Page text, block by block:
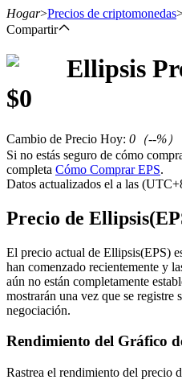
Futuros que utilizan USDT
Hogar>Precios de criptomonedas
Compartir
Ellipsis
$0
Cambio de Precio Hoy: 0 （--%）
Si no estás seguro de cómo
completa Cómo Comprar EPS.
Datos actualizados el a las
Precio de
El precio actual de Ellipsis(EPS)
han comenzado recientemente y
aún no están completamente
mostrarán una vez que se registre
negociación.
Rendimiento del Gráfico
Rastrea el rendimiento del precio